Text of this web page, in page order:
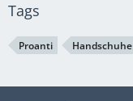
Tags
Proanti Handschuhe